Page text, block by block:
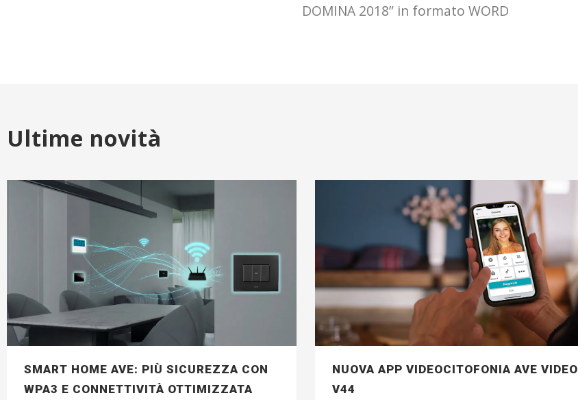
DOMINA 2018” in formato WORD
Ultime novità
SMART HOME AVE: PIÙ SICUREZZA CON
WPA3 E CONNETTIVITÀ OTTIMIZZATA
NUOVA APP VIDEOCITOFONIA AVE VIDEO
V44